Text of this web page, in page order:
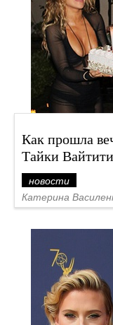
Как прошла
Тайки Вайтити
новости
Катерина